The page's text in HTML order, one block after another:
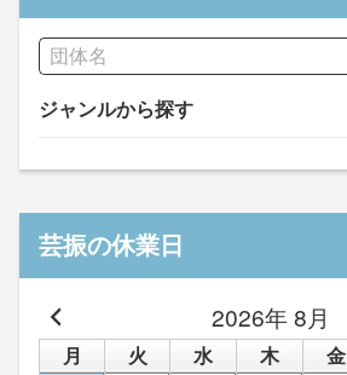
ジャンルから探す
芸振の休業日
2026年 8月
月 火 水 木 金